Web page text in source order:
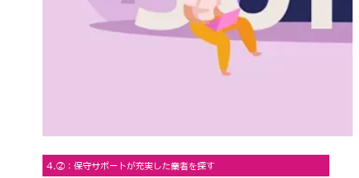
4.②：保守サポートが充実した業者を探す